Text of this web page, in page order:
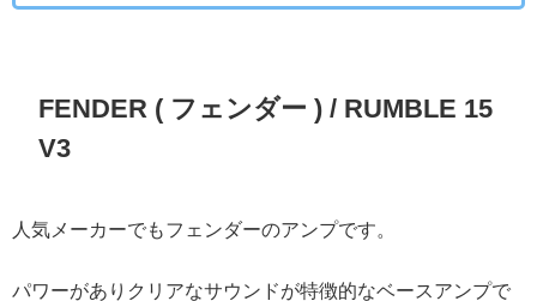
FENDER ( フェンダー ) / RUMBLE 15
V3
人気メーカーでもフェンダーのアンプです。
パワーがありクリアなサウンドが特徴的なベースアンプで